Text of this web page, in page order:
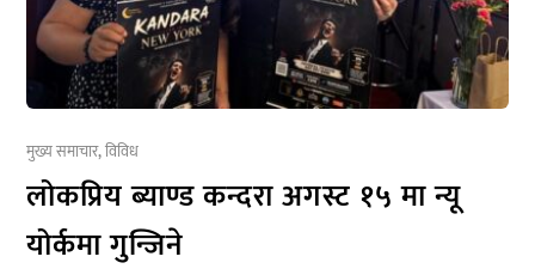
मुख्य समाचार,विविध
लोकप्रिय ब्याण्ड कन्दरा अगस्ट १५ मा न्यू
योर्कमा गुन्जिने